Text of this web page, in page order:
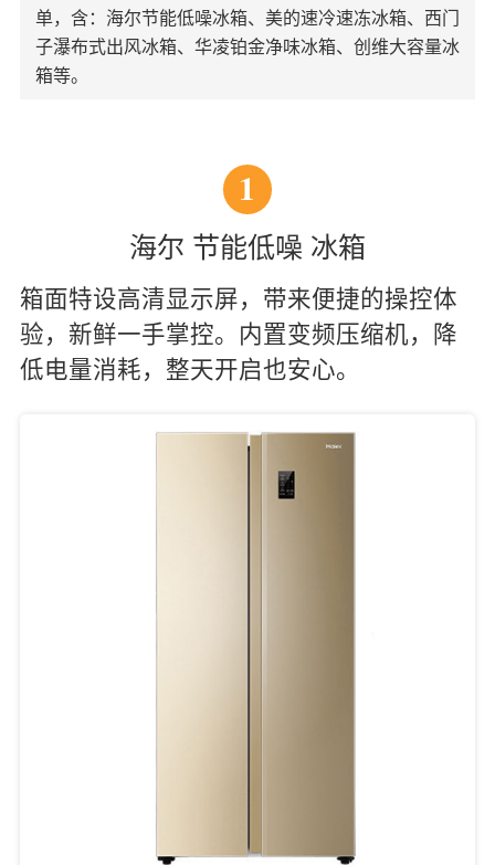
单，含：海尔节能低噪冰箱、美的速冷速冻冰箱、西门
子瀑布式出风冰箱、华凌铂金净味冰箱、创维大容量冰
箱等。
1
海尔 节能低噪 冰箱
箱面特设高清显示屏，带来便捷的操控体
验，新鲜一手掌控。内置变频压缩机，降
低电量消耗，整天开启也安心。